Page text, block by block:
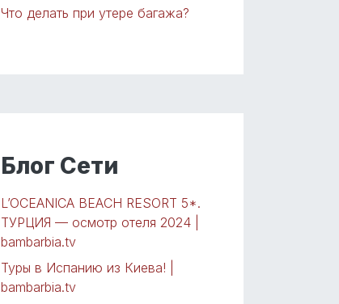
Что делать при утере багажа?
Блог Сети
L’OCEANICA BEACH RESORT 5*.
ТУРЦИЯ — осмотр отеля 2024 |
bambarbia.tv
Туры в Испанию из Киева! |
bambarbia.tv